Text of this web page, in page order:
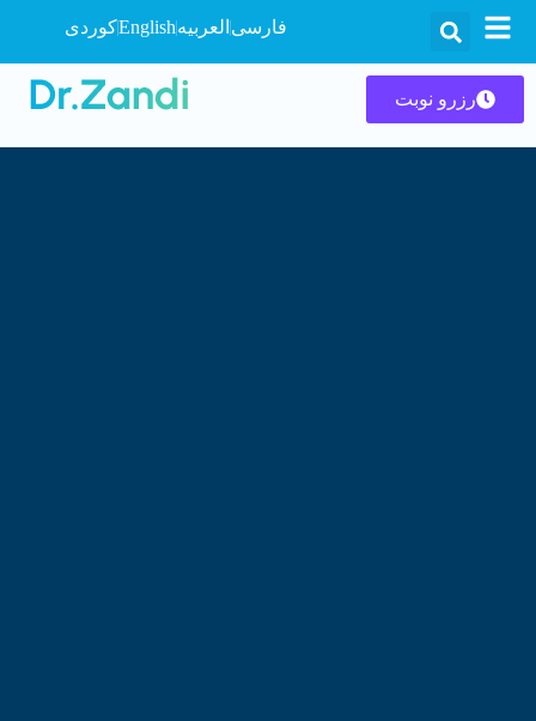
فارسی العربیهEnglishکوردی
رزرو نوبت